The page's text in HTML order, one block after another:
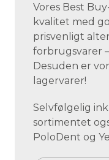
Vores Best
kvalitet med
prisvenligt
forbrugsvarer
Desuden er
lagervarer!
Selvfølgelig
sortimentet
PoloDent og